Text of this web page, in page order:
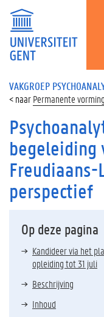
VAKGROEP
Permanente vorming
begeleiding
Freudiaans-
perspectief
Op deze pagina
Kandideer via het
opleiding tot 31 juli
Beschrijving
Inhoud